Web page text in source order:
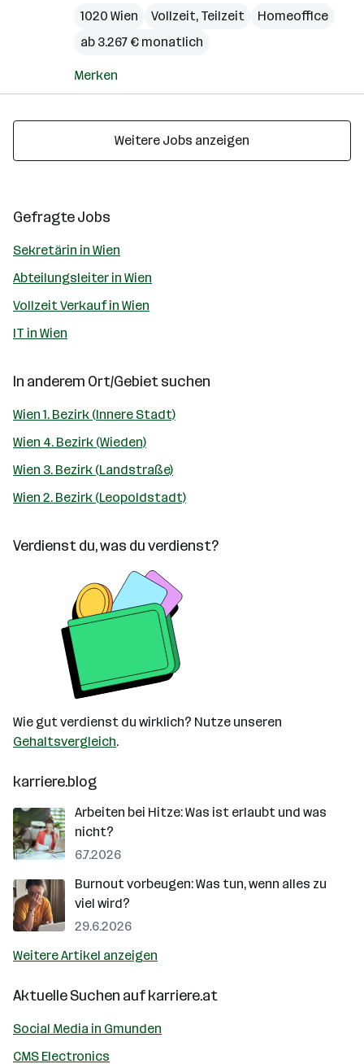
1020 Wien
Vollzeit, Teilzeit
Homeoffice
ab 3.267 € monatlich
Merken
Weitere Jobs anzeigen
Gefragte Jobs
Sekretärin in Wien
Abteilungsleiter in Wien
Vollzeit Verkauf in Wien
IT in Wien
In anderem Ort/Gebiet suchen
Wien 1. Bezirk (Innere Stadt)
Wien 4. Bezirk (Wieden)
Wien 3. Bezirk (Landstraße)
Wien 2. Bezirk (Leopoldstadt)
Verdienst du, was du verdienst?
Wie gut verdienst du wirklich? Nutze unseren
Gehaltsvergleich.
karriere.blog
Arbeiten bei Hitze: Was ist erlaubt und was
nicht?
6.7.2026
Burnout vorbeugen: Was tun, wenn alles zu
viel wird?
29.6.2026
Weitere Artikel anzeigen
Aktuelle Suchen aufkarriere.at
Social Media in Gmunden
CMS Electronics